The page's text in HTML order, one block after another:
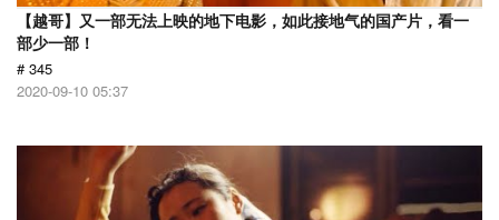
【越哥】又一部无法上映的地下电影，如此接地气的国产片，看一
部少一部！
# 345
2020-09-10 05:37